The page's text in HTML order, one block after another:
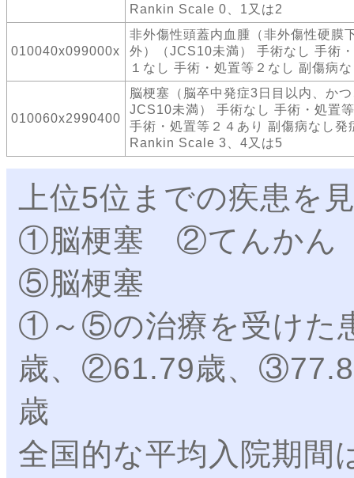
Rankin Scale 0、1又は2
010040x099000x
非外傷性頭蓋内血腫（非外傷性硬膜
外）（JCS10未満） 手術なし 手術
１なし 手術・処置等２なし 副傷病
010060x2990400
脳梗塞（脳卒中発症3日目以内、か
JCS10未満） 手術なし 手術・処置
手術・処置等２４あり 副傷病なし発
Rankin Scale 3、4又は5
上位5位までの疾患を
①脳梗塞 ②てんか
⑤脳梗塞
①～⑤の治療を受けた
歳、②61.79歳、
歳
全国的な平均入院期